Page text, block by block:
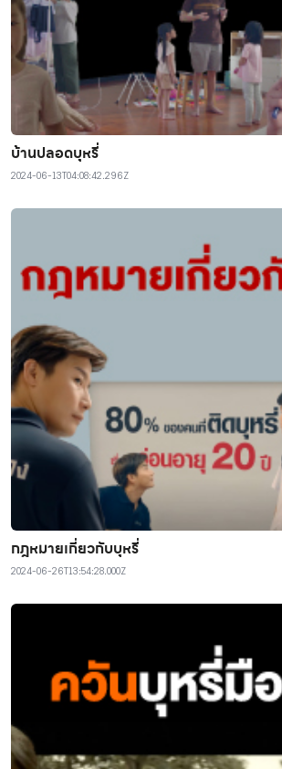
บ้านปลอดบุหรี่
2024-06-13T04:08:42.296Z
กฎหมายเกี่ยวกับบุหรี่
2024-06-26T13:54:28.000Z